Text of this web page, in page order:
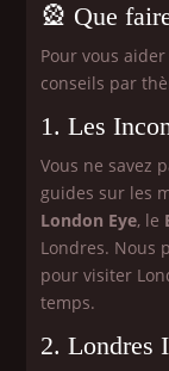
🎡 Que
Pour vous
conseils par
1. Les
Vous ne savez
guides sur les
London Eye, le
Londres. Nous
pour visiter
temps.
2. Londres